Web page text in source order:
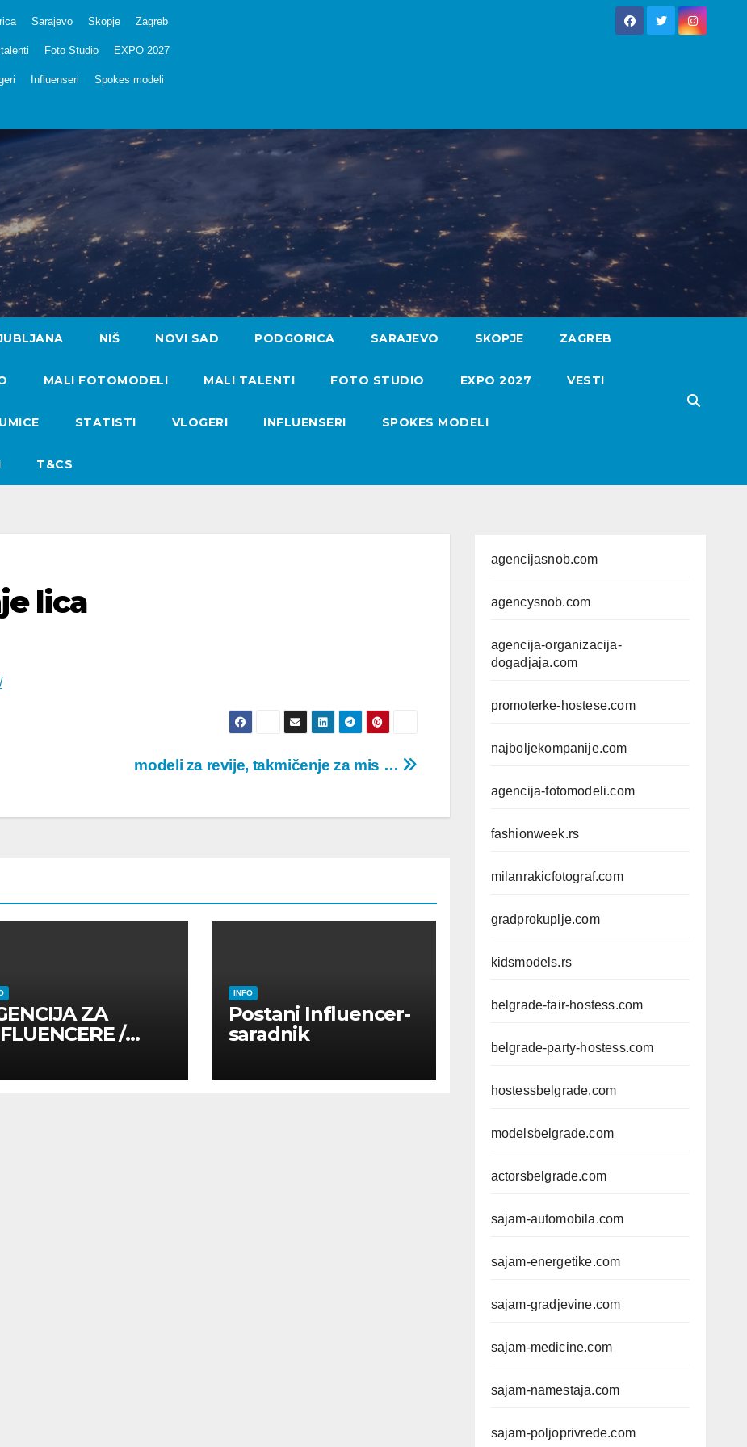
Sarajevo Skopje Zagreb
Foto Studio EXPO 2027
Influenseri Spokes modeli
NIŠ NOVI SAD PODGORICA SARAJEVO SKOPJE ZAGREB
MALI FOTOMODELI MALI TALENTI FOTO STUDIO EXPO 2027 VESTI
STATISTI VLOGERI INFLUENSERI SPOKES MODELI
T&CS
lica
modeli za revije, takmičenje za mis …
ZA
/
OSOBE
INFO
Postani Influencer-
saradnik
agencijasnob.com
agencysnob.com
agencija-organizacija-
dogadjaja.com
promoterke-hostese.com
najboljekompanije.com
agencija-fotomodeli.com
fashionweek.rs
milanrakicfotograf.com
gradprokuplje.com
kidsmodels.rs
belgrade-fair-hostess.com
belgrade-party-hostess.com
hostessbelgrade.com
modelsbelgrade.com
actorsbelgrade.com
sajam-automobila.com
sajam-energetike.com
sajam-gradjevine.com
sajam-medicine.com
sajam-namestaja.com
sajam-poljoprivrede.com